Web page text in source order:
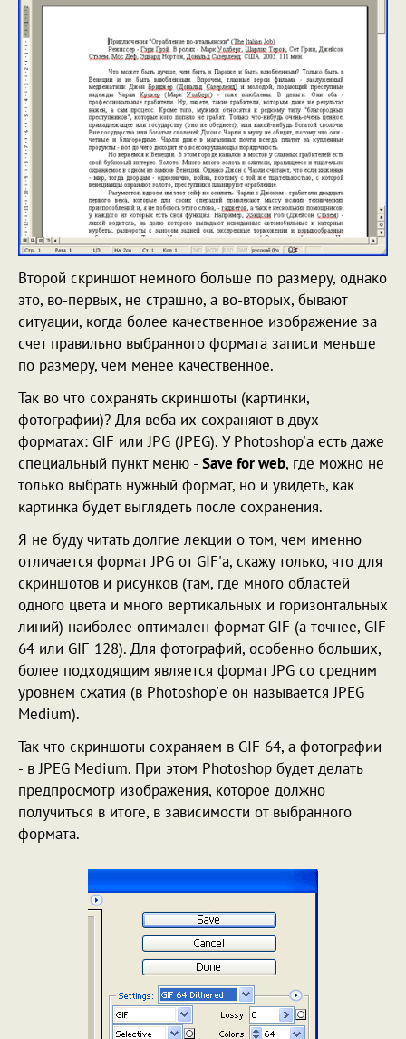
Второй скриншот немного больше по размеру, однако
это, во-первых, не страшно, а во-вторых, бывают
ситуации, когда более качественное изображение за
счет правильно выбранного формата записи меньше
по размеру, чем менее качественное.
Так во что сохранять скриншоты (картинки,
фотографии)? Для веба их сохраняют в двух
форматах: GIF или JPG (JPEG). У Photoshop'а есть даже
специальный пункт меню -Save for web, где можно не
только выбрать нужный формат, но и увидеть, как
картинка будет выглядеть после сохранения.
Я не буду читать долгие лекции о том, чем именно
отличается формат JPG от GIF'а, скажу только, что для
скриншотов и рисунков (там, где много областей
одного цвета и много вертикальных и горизонтальных
линий) наиболее оптимален формат GIF (а точнее, GIF
64 или GIF 128). Для фотографий, особенно больших,
более подходящим является формат JPG со средним
уровнем сжатия (в Photoshop'е он называется JPEG
Medium).
Так что скриншоты сохраняем в GIF 64, а фотографии
- в JPEG Medium. При этом Photoshop будет делать
предпросмотр изображения, которое должно
получиться в итоге, в зависимости от выбранного
формата.